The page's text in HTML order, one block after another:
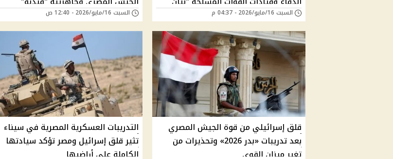
رسمي"
السبت 16/مايو/2026 - 04:37 م السبت 16/مايو/2026 - 12:40 ص
قلق إسرائيلي من قوة الجيش المصري
بعد تدريبات «بدر 2026» وتحذيرات من
تغير ميزان القوى
التدريبات العسكرية المصرية في سيناء
تثير قلق إسرائيل ومصر تؤكد سيادتها
الكاملة على أراضيها